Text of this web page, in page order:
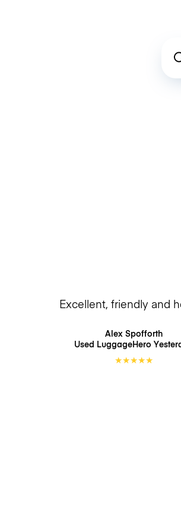
Excellent, friendly and
Alex Spofforth
Used LuggageHero
★★★★★